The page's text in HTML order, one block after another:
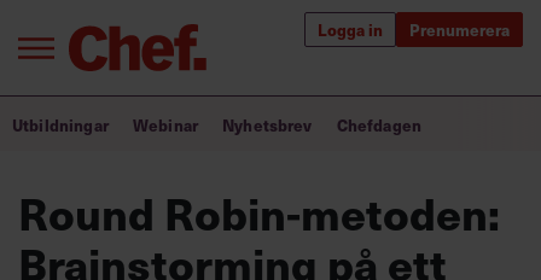
Logga in Prenumerera
Bra ledare förändrar världen
Utbildning för ledare
Utbildningar Webinar Nyhetsbrev Chefdagen
Round Robin-metoden:
Brainstorming på ett